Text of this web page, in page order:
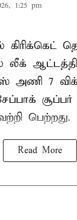
1:25 pm
கிரிக்கெட்
லீக்
அணி 7
பெற்றது.
Read More